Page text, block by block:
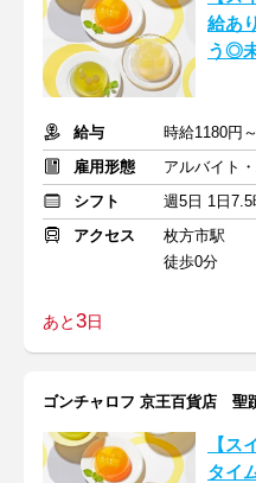
給あ
う◎
給与
時給1180円
雇用形態
アルバイト
シフト
週5日 1日
アクセス
枚方市駅
徒歩0分
あと3日
ゴンチャロフ 京王百貨店 聖
【ス
タイ